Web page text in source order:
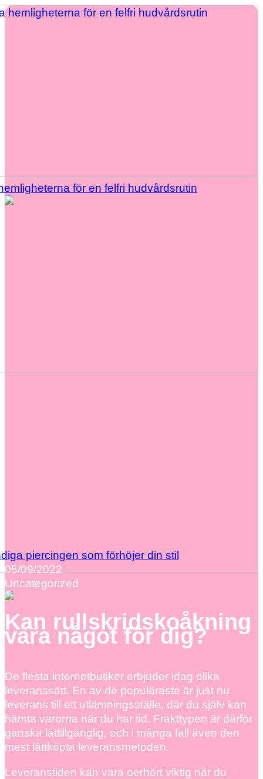
för en felfri hudvårdsrutin
piercingen som förhöjer din stil
05/09/2022
Uncategorized
Kan rullskridskoåkning
vara något för dig?
De flesta internetbutiker erbjuder idag olika
leveranssätt. En av de populäraste är just nu
leverans till ett utlämningsställe, där du själv kan
hämta varorna när du har tid. Frakttypen är därför
ganska lättillgänglig, och i många fall även den
mest lättköpta leveransmetoden.
Leveranstiden kan vara oerhört viktig när du